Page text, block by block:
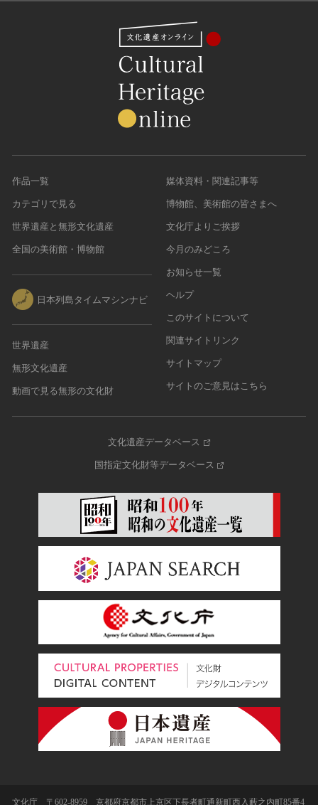
作品一覧
カテゴリで見る
世界遺産と無形文化遺産
全国の美術館・博物館
日本列島タイムマシンナビ
世界遺産
無形文化遺産
動画で見る無形の文化財
媒体資料・関連記事等
博物館、美術館の皆さまへ
文化庁よりご挨拶
今月のみどころ
お知らせ一覧
ヘルプ
このサイトについて
関連サイトリンク
サイトマップ
サイトのご意見はこちら
文化遺産データベース
国指定文化財等データベース
文化庁 〒602-8959 京都府京都市上京区下長者町通新町西入藪之内町85番4